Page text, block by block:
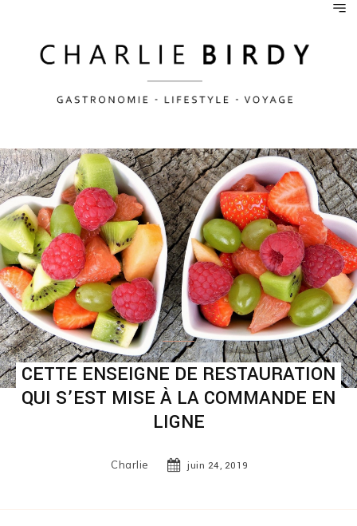
CETTE ENSEIGNE DE RESTAURATION
QUI S’EST MISE À LA COMMANDE EN
LIGNE
Charlie juin 24, 2019